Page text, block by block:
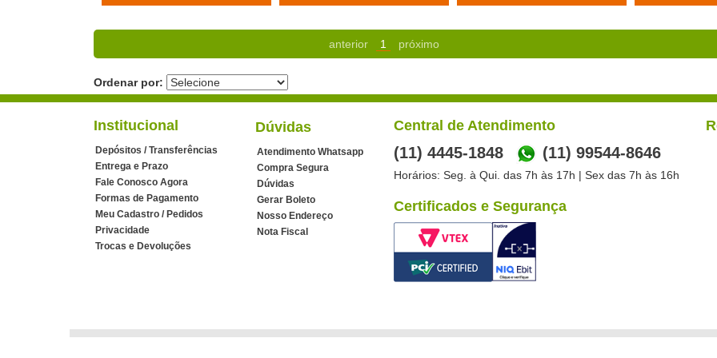
anterior 1 próximo
Ordenar por:
Institucional
Depósitos / Transferências
Entrega e Prazo
Fale Conosco Agora
Formas de Pagamento
Meu Cadastro / Pedidos
Privacidade
Trocas e Devoluções
Dúvidas
Atendimento Whatsapp
Compra Segura
Dúvidas
Gerar Boleto
Nosso Endereço
Nota Fiscal
Central de Atendimento
(11) 4445-1848 (11) 99544-8646
Horários: Seg. à Qui. das 7h às 17h | Sex das 7h às 16h
Certificados e Segurança